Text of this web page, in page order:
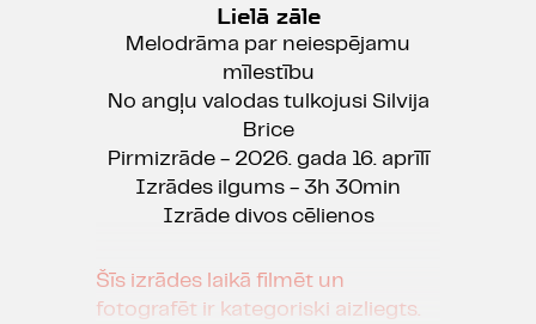
Lielā zāle
Melodrāma par neiespējamu
mīlestību
No angļu valodas tulkojusi Silvija
Brice
Pirmizrāde - 2026. gada 16. aprīlī
Izrādes ilgums - 3h 30min
Izrāde divos cēlienos
Šīs izrādes laikā filmēt un
fotografēt ir kategoriski aizliegts.